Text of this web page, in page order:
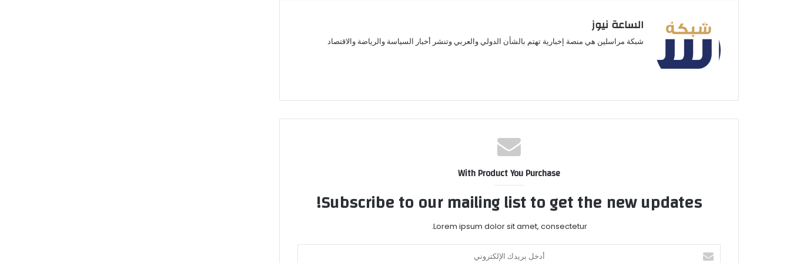
الساعة نيوز
شبكة مراسلين هي منصة إخبارية تهتم بالشأن الدولي والعربي وتنشر أخبار السياسة والرياضة والاقتصاد
With Product You Purchase
Subscribe to our mailing list to get the new updates!
Lorem ipsum dolor sit amet, consectetur.